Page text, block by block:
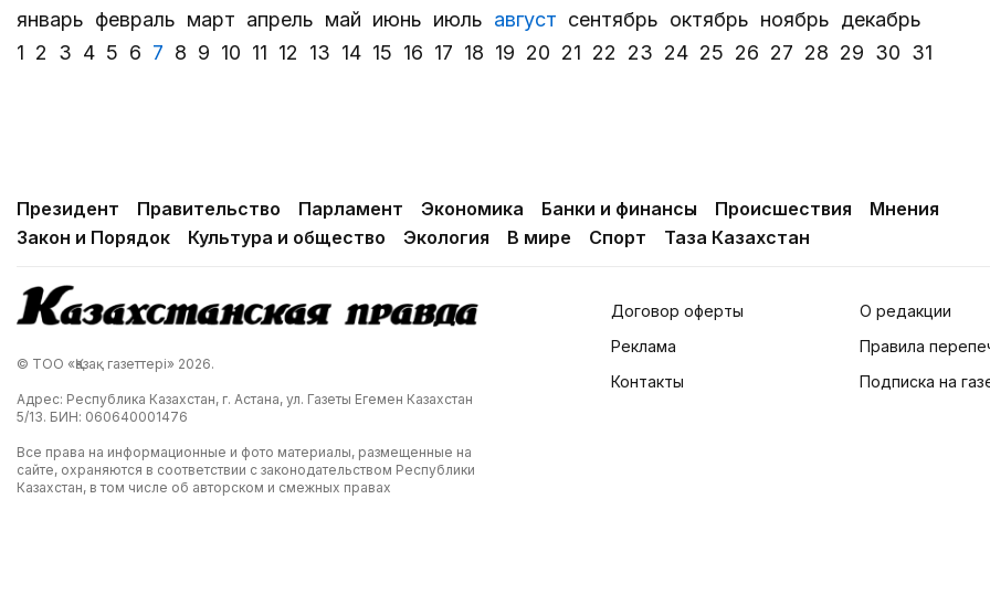
январь февраль март апрель май июнь июль август сентябрь октябрь ноябрь декабрь
1 2 3 4 5 6 7 8 9 10 11 12 13 14 15 16 17 18 19 20 21 22 23 24 25 26 27 28 29 30 31
Президент Правительство Парламент Экономика Банки и финансы Происшествия
Мнения
Закон и Порядок
Культура и общество Экология В мире Спорт Таза Казахстан
Договор оферты
Реклама
Контакты
О редакции
Правила
Подписка на
© ТОО «Қазақ газеттері» 2026.
Адрес: Республика Казахстан, г. Астана, ул. Газеты Егемен Казахстан
5/13. БИН: 060640001476
Все права на информационные и фото материалы, размещенные на
сайте, охраняются в соответствии с законодательством Республики
Казахстан, в том числе об авторском и смежных правах